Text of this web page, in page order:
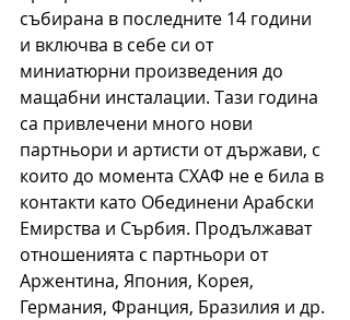
събирана в последните 14 години
и включва в себе си от
миниатюрни произведения до
мащабни инсталации. Тази година
са привлечени много нови
партньори и артисти от държави, с
които до момента СХАФ не е била в
контакти като Обединени Арабски
Емирства и Сърбия. Продължават
отношенията с партньори от
Аржентина, Япония, Корея,
Германия, Франция, Бразилия и др.